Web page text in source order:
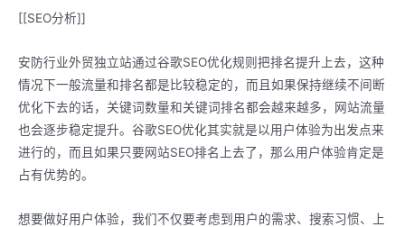
[[SEO分析]]
安防行业外贸独立站通过谷歌SEO优化规则把排名提升上去，这种
情况下一般流量和排名都是比较稳定的，而且如果保持继续不间断
优化下去的话，关键词数量和关键词排名都会越来越多，网站流量
也会逐步稳定提升。谷歌SEO优化其实就是以用户体验为出发点来
进行的，而且如果只要网站SEO排名上去了，那么用户体验肯定是
占有优势的。
想要做好用户体验，我们不仅要考虑到用户的需求、搜索习惯、上